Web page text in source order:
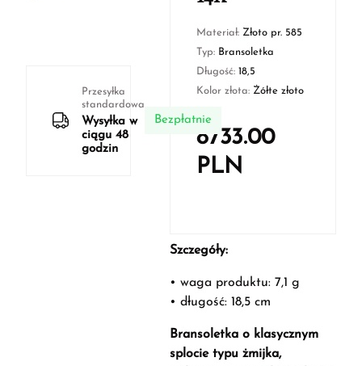
Przesyłka
standardowa
Wysyłka w
ciągu 48
godzin
Bezpłatnie
Materiał: Złoto pr. 585
Typ: Bransoletka
Długość: 18,5
Kolor złota: Żółte złoto
8733.00
PLN
Szczegóły:
• waga produktu: 7,1 g
• długość: 18,5 cm
Bransoletka o klasycznym
splocie typu żmijka,